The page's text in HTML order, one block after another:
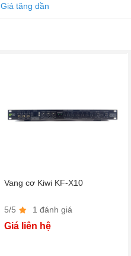
Giá tăng dần
Vang cơ Kiwi KF-X10
5/5 1 đánh giá
Giá liên hệ